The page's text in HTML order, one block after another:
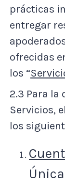
prácticas
entregar
ofrecidas
los “
2.3 Para la
Servicios,
los